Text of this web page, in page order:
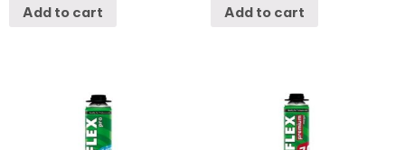
Add to cart Add to cart